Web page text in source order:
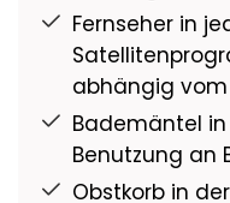
Fernseher in
abhängig
Bademäntel
Benutzung an
Obstkorb in